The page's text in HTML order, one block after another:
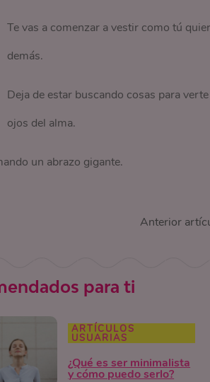
Te vas a comenzar a vestir como tú
demás.
Deja de estar buscando cosas para
ojos del alma.
un abrazo gigante.
Anterior
para ti
ARTÍCULOS
USUARIAS
¿Qué es ser minimalista
y cómo puedo serlo?